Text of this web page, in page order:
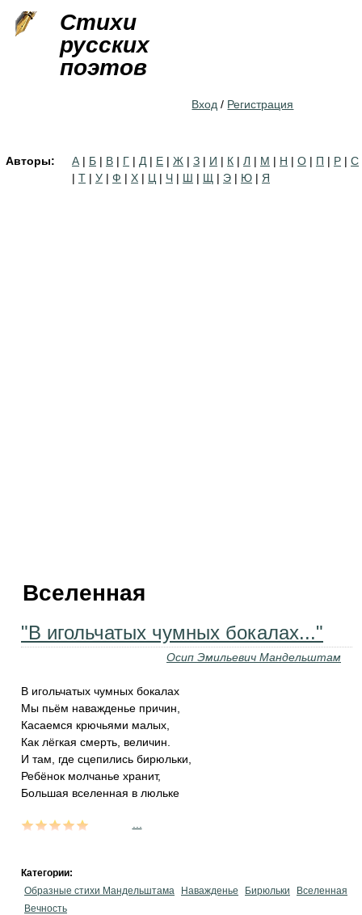
Стихи
русских
поэтов
Вход / Регистрация
Авторы: А | Б | В | Г | Д | Е | Ж | З | И | К | Л | М | Н | О | П | Р | С
| Т | У | Ф | Х | Ц | Ч | Ш | Щ | Э | Ю | Я
Вселенная
"В игольчатых чумных бокалах..."
Осип Эмильевич Мандельштам
В игольчатых чумных бокалах
Мы пьём наважденье причин,
Касаемся крючьями малых,
Как лёгкая смерть, величин.
И там, где сцепились бирюльки,
Ребёнок молчанье хранит,
Большая вселенная в люльке
Категории:
Образные стихи Мандельштама
Наважденье Бирюльки
Вселенная
Вечность